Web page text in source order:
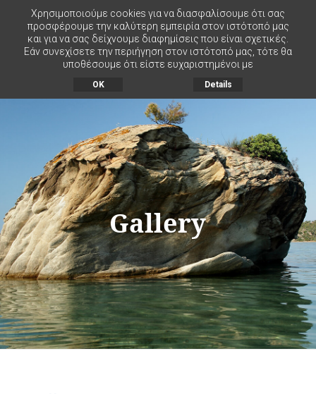
OK
Χρησιμοποιούμε cookies για να διασφαλίσουμε ότι σας
προσφέρουμε την καλύτερη εμπειρία στον ιστότοπό μας
και για να σας δείχνουμε διαφημίσεις που είναι σχετικές.
Εάν συνεχίσετε την περιήγηση στον ιστότοπό μας, τότε θα
υποθέσουμε ότι είστε ευχαριστημένοι με
Details
Gallery
MENU